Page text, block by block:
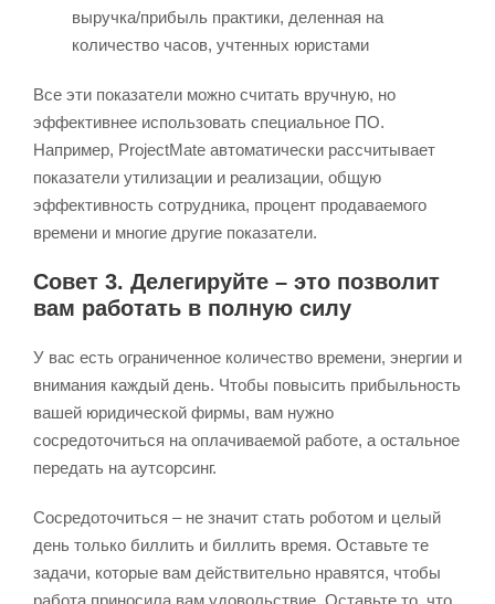
выручка/прибыль практики, деленная на
количество часов, учтенных юристами
Все эти показатели можно считать вручную, но
эффективнее использовать специальное ПО.
Например, ProjectMate автоматически рассчитывает
показатели утилизации и реализации, общую
эффективность сотрудника, процент продаваемого
времени и многие другие показатели.
Совет 3. Делегируйте – это позволит
вам работать в полную силу
У вас есть ограниченное количество времени, энергии и
внимания каждый день. Чтобы повысить прибыльность
вашей юридической фирмы, вам нужно
сосредоточиться на оплачиваемой работе, а остальное
передать на аутсорсинг.
Сосредоточиться – не значит стать роботом и целый
день только биллить и биллить время. Оставьте те
задачи, которые вам действительно нравятся, чтобы